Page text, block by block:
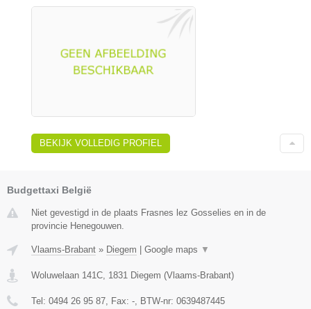
BEKIJK VOLLEDIG PROFIEL
Budgettaxi België
Niet gevestigd in de plaats Frasnes lez Gosselies en in de
provincie Henegouwen.
Vlaams-Brabant » Diegem Google maps ▼
Woluwelaan 141C 1831 Diegem (Vlaams-Brabant)
Tel: 0494 26 95 87 , Fax: - , BTW-nr: 0639487445